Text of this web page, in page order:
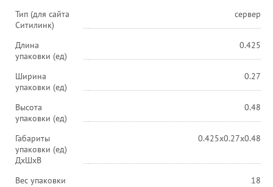
Тип (для сайта
Ситилинк)
сервер
Длина
упаковки (ед)
0.425
Ширина
упаковки (ед)
0.27
Высота
упаковки (ед)
0.48
Габариты
упаковки (ед)
ДхШхВ
0.425x0.27x0.48
Вес упаковки
18